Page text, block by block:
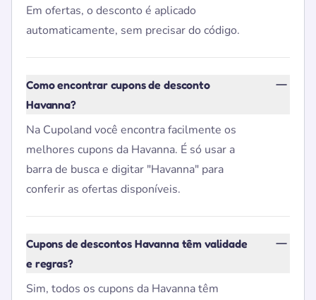
Em ofertas, o desconto é aplicado
automaticamente, sem precisar do código.
Como encontrar cupons de desconto
Havanna?
Na Cupoland você encontra facilmente os
melhores cupons da Havanna. É só usar a
barra de busca e digitar "Havanna" para
conferir as ofertas disponíveis.
Cupons de descontos Havanna têm validade
e regras?
Sim, todos os cupons da Havanna têm